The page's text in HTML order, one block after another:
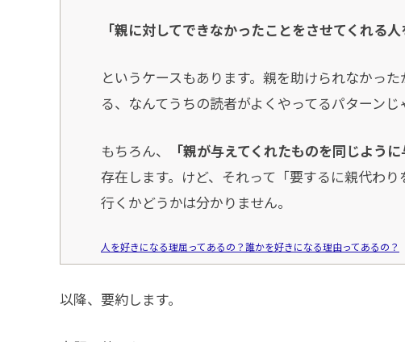
「親に対してできなかったことをさせてくれる人
というケースもあります。親を助けられなかっ
る、なんてうちの読者がよくやってるパターンじ
もちろん、 「親が与えてくれたものを同じよう
存在します。けど、それって「要するに親代わ
行くかどうかは分かりません。
人を好きになる理屈ってあるの？誰かを好きになる理由ってあるの？
以降、要約します。